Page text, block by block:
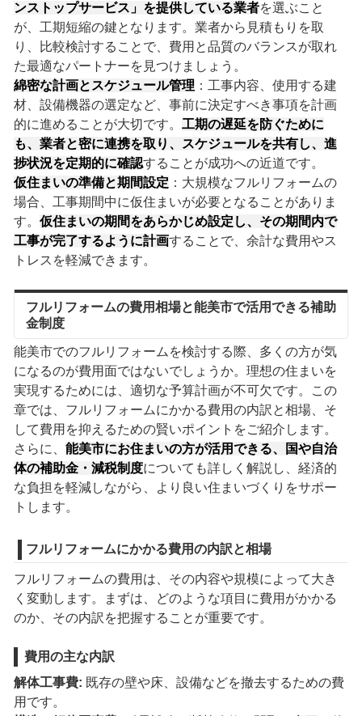
ンストップサービス」を提供している業者を選ぶこと
が、工期短縮の鍵となります。業者から見積もりを取
り、比較検討することで、費用と品質のバランスが取れ
た最適なパートナーを見つけましょう。
綿密な計画とスケジュール管理 ：工事内容、使用する建
材、設備機器の選定など、事前に決定すべき事項を計画
的に進めることが大切です。 工期の遅延を防ぐために
も、業者と密に連携を取り、スケジュールを共有し、進
捗状況を定期的に確認することが成功への近道です。
仮住まいの準備と期間設定 ：大規模なフルリフォームの
場合、工事期間中に仮住まいが必要となることがありま
す。 仮住まいの期間をあらかじめ設定し、その期間内で
工事が完了するように計画することで、余計な費用やス
トレスを軽減できます。
フルリフォームの費用相場と能美市で活用できる補助
金制度
能美市でのフルリフォームを検討する際、多くの方が気
になるのが費用面ではないでしょうか。理想の住まいを
実現するためには、適切な予算計画が不可欠です。この
章では、フルリフォームにかかる費用の内訳と相場、そ
して費用を抑えるための賢いポイントをご紹介します。
さらに、 能美市にお住まいの方が活用できる、国や自治
体の補助金・減税制度についても詳しく解説し、経済的
な負担を軽減しながら、より良い住まいづくりをサポー
トします。
フルリフォームにかかる費用の内訳と相場
フルリフォームの費用は、その内容や規模によって大き
く変動します。まずは、どのような項目に費用がかかる
のか、その内訳を把握することが重要です。
費用の主な内訳
解体工事費: 既存の壁や床、設備などを撤去するための費
用です。